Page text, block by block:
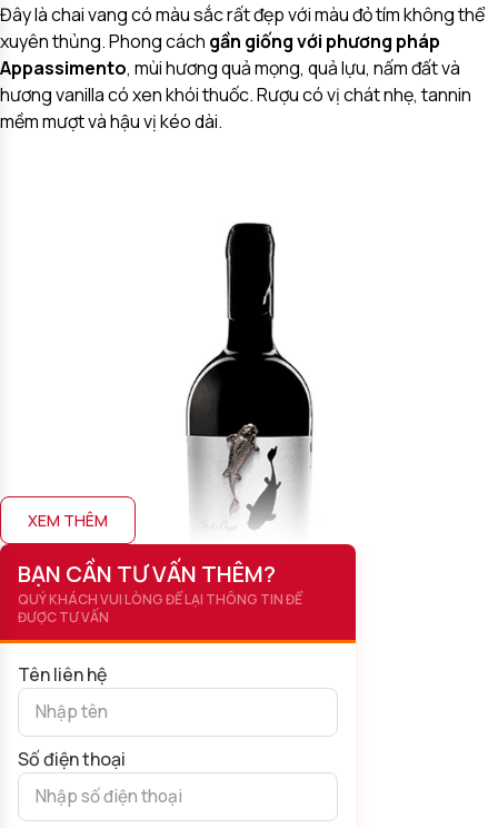
Đây là chai vang có màu sắc rất đẹp với màu đỏ tím không thể
xuyên thủng. Phong cách gần giống với phương pháp
Appassimento, mùi hương quả mọng, quả lựu, nấm đất và
hương vanilla có xen khói thuốc. Rượu có vị chát nhẹ, tannin
mềm mượt và hậu vị kéo dài.
Rượu Vang Cá Chép
XEM THÊM
BẠN CẦN TƯ VẤN THÊM?
QUÝ KHÁCH VUI LÒNG ĐỂ LẠI THÔNG TIN ĐỂ
ĐƯỢC TƯ VẤN
Tên liên hệ
Số điện thoại